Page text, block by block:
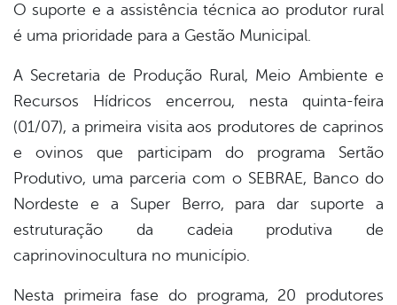
O suporte e a assistência técnica ao produtor rural
é uma prioridade para a Gestão Municipal.
A Secretaria de Produção Rural, Meio Ambiente e
Recursos Hídricos encerrou, nesta quinta-feira
(01/07), a primeira visita aos produtores de caprinos
e ovinos que participam do programa Sertão
Produtivo, uma parceria com o SEBRAE, Banco do
Nordeste e a Super Berro, para dar suporte a
estruturação da cadeia produtiva de
caprinovinocultura no município.
Nesta primeira fase do programa, 20 produtores